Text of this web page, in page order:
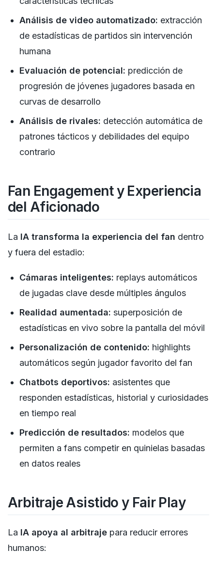
Análisis de video automatizado: extracción
de estadísticas de partidos sin intervención
humana
Evaluación de potencial: predicción de
progresión de jóvenes jugadores basada en
curvas de desarrollo
Análisis de rivales: detección automática de
patrones tácticos y debilidades del equipo
contrario
Fan Engagement y Experiencia
del Aficionado
La IA transforma la experiencia del fan dentro
y fuera del estadio:
Cámaras inteligentes: replays automáticos
de jugadas clave desde múltiples ángulos
Realidad aumentada: superposición de
estadísticas en vivo sobre la pantalla del móvil
Personalización de contenido: highlights
automáticos según jugador favorito del fan
Chatbots deportivos: asistentes que
responden estadísticas, historial y curiosidades
en tiempo real
Predicción de resultados: modelos que
permiten a fans competir en quinielas basadas
en datos reales
Arbitraje Asistido y Fair Play
La IA apoya al arbitraje para reducir errores
humanos: